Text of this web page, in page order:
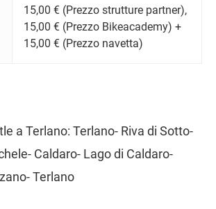
15,00 € (Prezzo strutture partner),
15,00 € (Prezzo Bikeacademy) +
15,00 € (Prezzo navetta)
a Terlano: Terlano- Riva di Sotto-
Caldaro- Lago di Caldaro-
Terlano